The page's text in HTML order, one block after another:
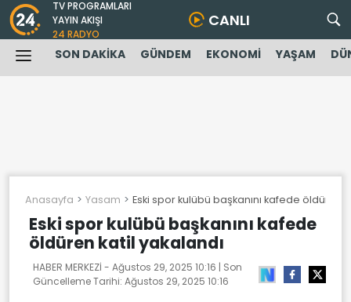
TV PROGRAMLARI
YAYIN AKIŞI
24 RADYO
CANLI
SON DAKİKA GÜNDEM EKONOMİ YAŞAM
Anasayfa Yasam Eski spor kulübü başkanını kafede öldüren
Eski spor kulübü başkanını kafede
öldüren katil yakalandı
HABER MERKEZİ - Ağustos 29, 2025 10:16 | Son
Güncelleme Tarihi: Ağustos 29, 2025 10:16